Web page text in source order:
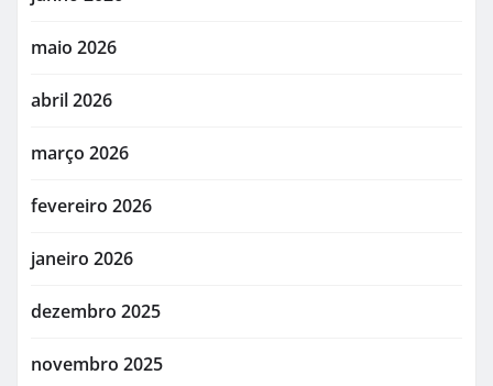
maio 2026
abril 2026
março 2026
fevereiro 2026
janeiro 2026
dezembro 2025
novembro 2025